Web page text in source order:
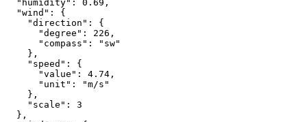
"humidity" : 0.69 ,
"wind" :
{
"direction" :
{
"degree" : 226 ,
"compass" :
"sw"
},
"speed" :
{
"value" : 4.74 ,
"unit" :
"m/s"
},
"scale" :
3
},